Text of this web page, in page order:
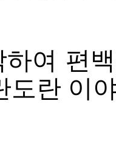
하여 편
도란 이